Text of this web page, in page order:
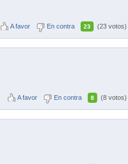
A favor En contra 23 (23 votos)
A favor En contra 8 (8 votos)